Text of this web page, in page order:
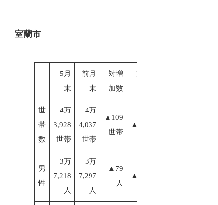
室蘭市
5月
末
前月
末
対増
加数
対増加
世
帯
数
4万
3,928
世帯
4万
4,037
世帯
▲109
世帯
▲0.25%
男
性
3万
7,218
人
3万
7,297
人
▲79
人
▲0.21%